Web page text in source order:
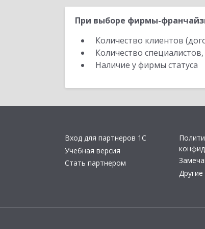
При выборе фирмы-
Количество клиентов
Количество
Наличие у фирмы статуса
Вход для партнеров 1С
Учебная версия
Стать партнером